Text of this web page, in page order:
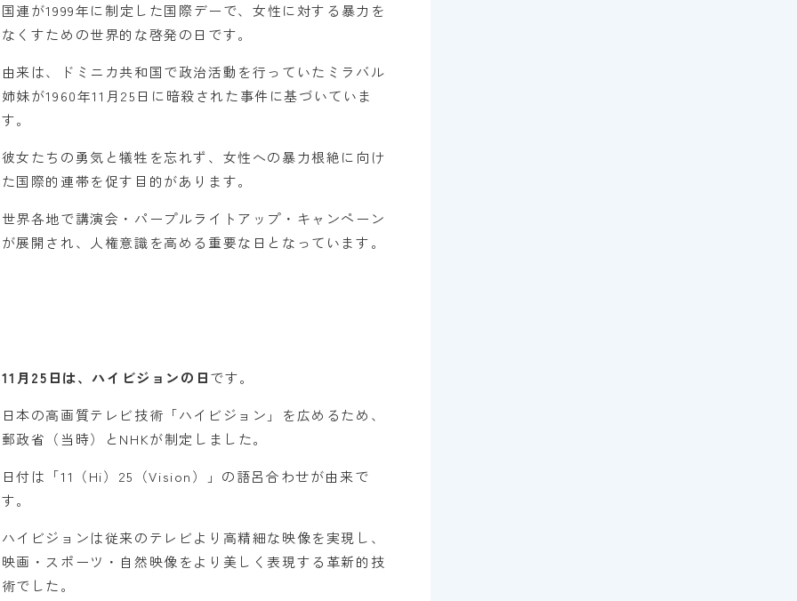
国連が1999年に制定した国際デーで、女性に対する暴力を
なくすための世界的な啓発の日です。
由来は、ドミニカ共和国で政治活動を行っていたミラバル
姉妹が1960年11月25日に暗殺された事件に基づいていま
す。
彼女たちの勇気と犠牲を忘れず、女性への暴力根絶に向け
た国際的連帯を促す目的があります。
世界各地で講演会・パープルライトアップ・キャンペーン
が展開され、人権意識を高める重要な日となっています。
11月25日は、ハイビジョンの日です。
日本の高画質テレビ技術「ハイビジョン」を広めるため、
郵政省（当時）とNHKが制定しました。
日付は「11（Hi）25（Vision）」の語呂合わせが由来で
す。
ハイビジョンは従来のテレビより高精細な映像を実現し、
映画・スポーツ・自然映像をより美しく表現する革新的技
術でした。